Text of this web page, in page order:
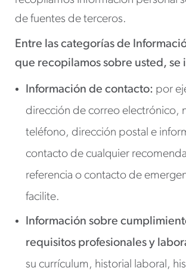
de fuentes de terceros.
Entre las categorías de
que recopilamos sobre usted, se
Información de contacto: por
dirección de correo electrónico,
teléfono, dirección postal e
contacto de cualquier
referencia o contacto de
facilite.
Información sobre
requisitos profesionales y
su currículum, historial laboral,